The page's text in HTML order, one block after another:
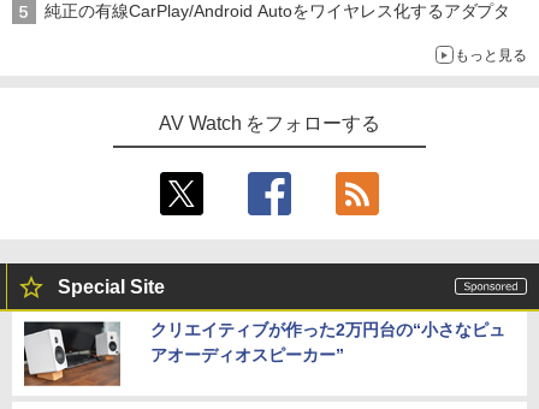
純正の有線CarPlay/Android Autoをワイヤレス化するアダプタ
もっと見る
AV Watch をフォローする
Special Site
クリエイティブが作った2万円台の“小さなピュ
アオーディオスピーカー”